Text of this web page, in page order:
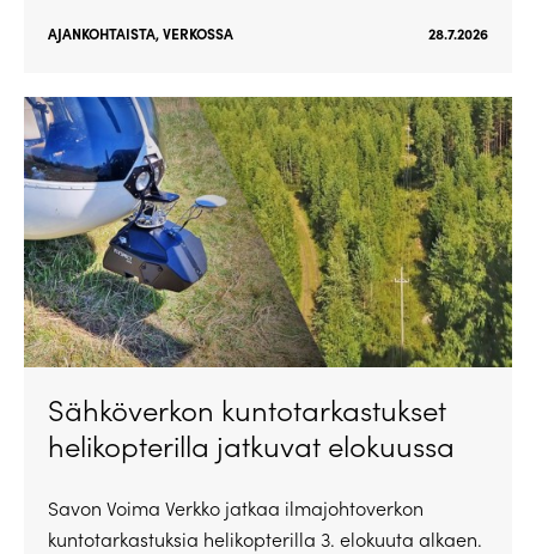
AJANKOHTAISTA,VERKOSSA 28.7.2026
Sähköverkon kuntotarkastukset
helikopterilla jatkuvat elokuussa
Savon Voima Verkko jatkaa ilmajohtoverkon
kuntotarkastuksia helikopterilla 3. elokuuta alkaen.